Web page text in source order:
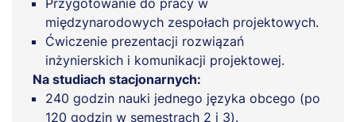
Przygotowanie do pracy w
międzynarodowych zespołach projektowych.
Ćwiczenie prezentacji rozwiązań
inżynierskich i komunikacji projektowej.
Na studiach stacjonarnych:
240 godzin nauki jednego języka obcego (po
120 godzin w semestrach 2 i 3).